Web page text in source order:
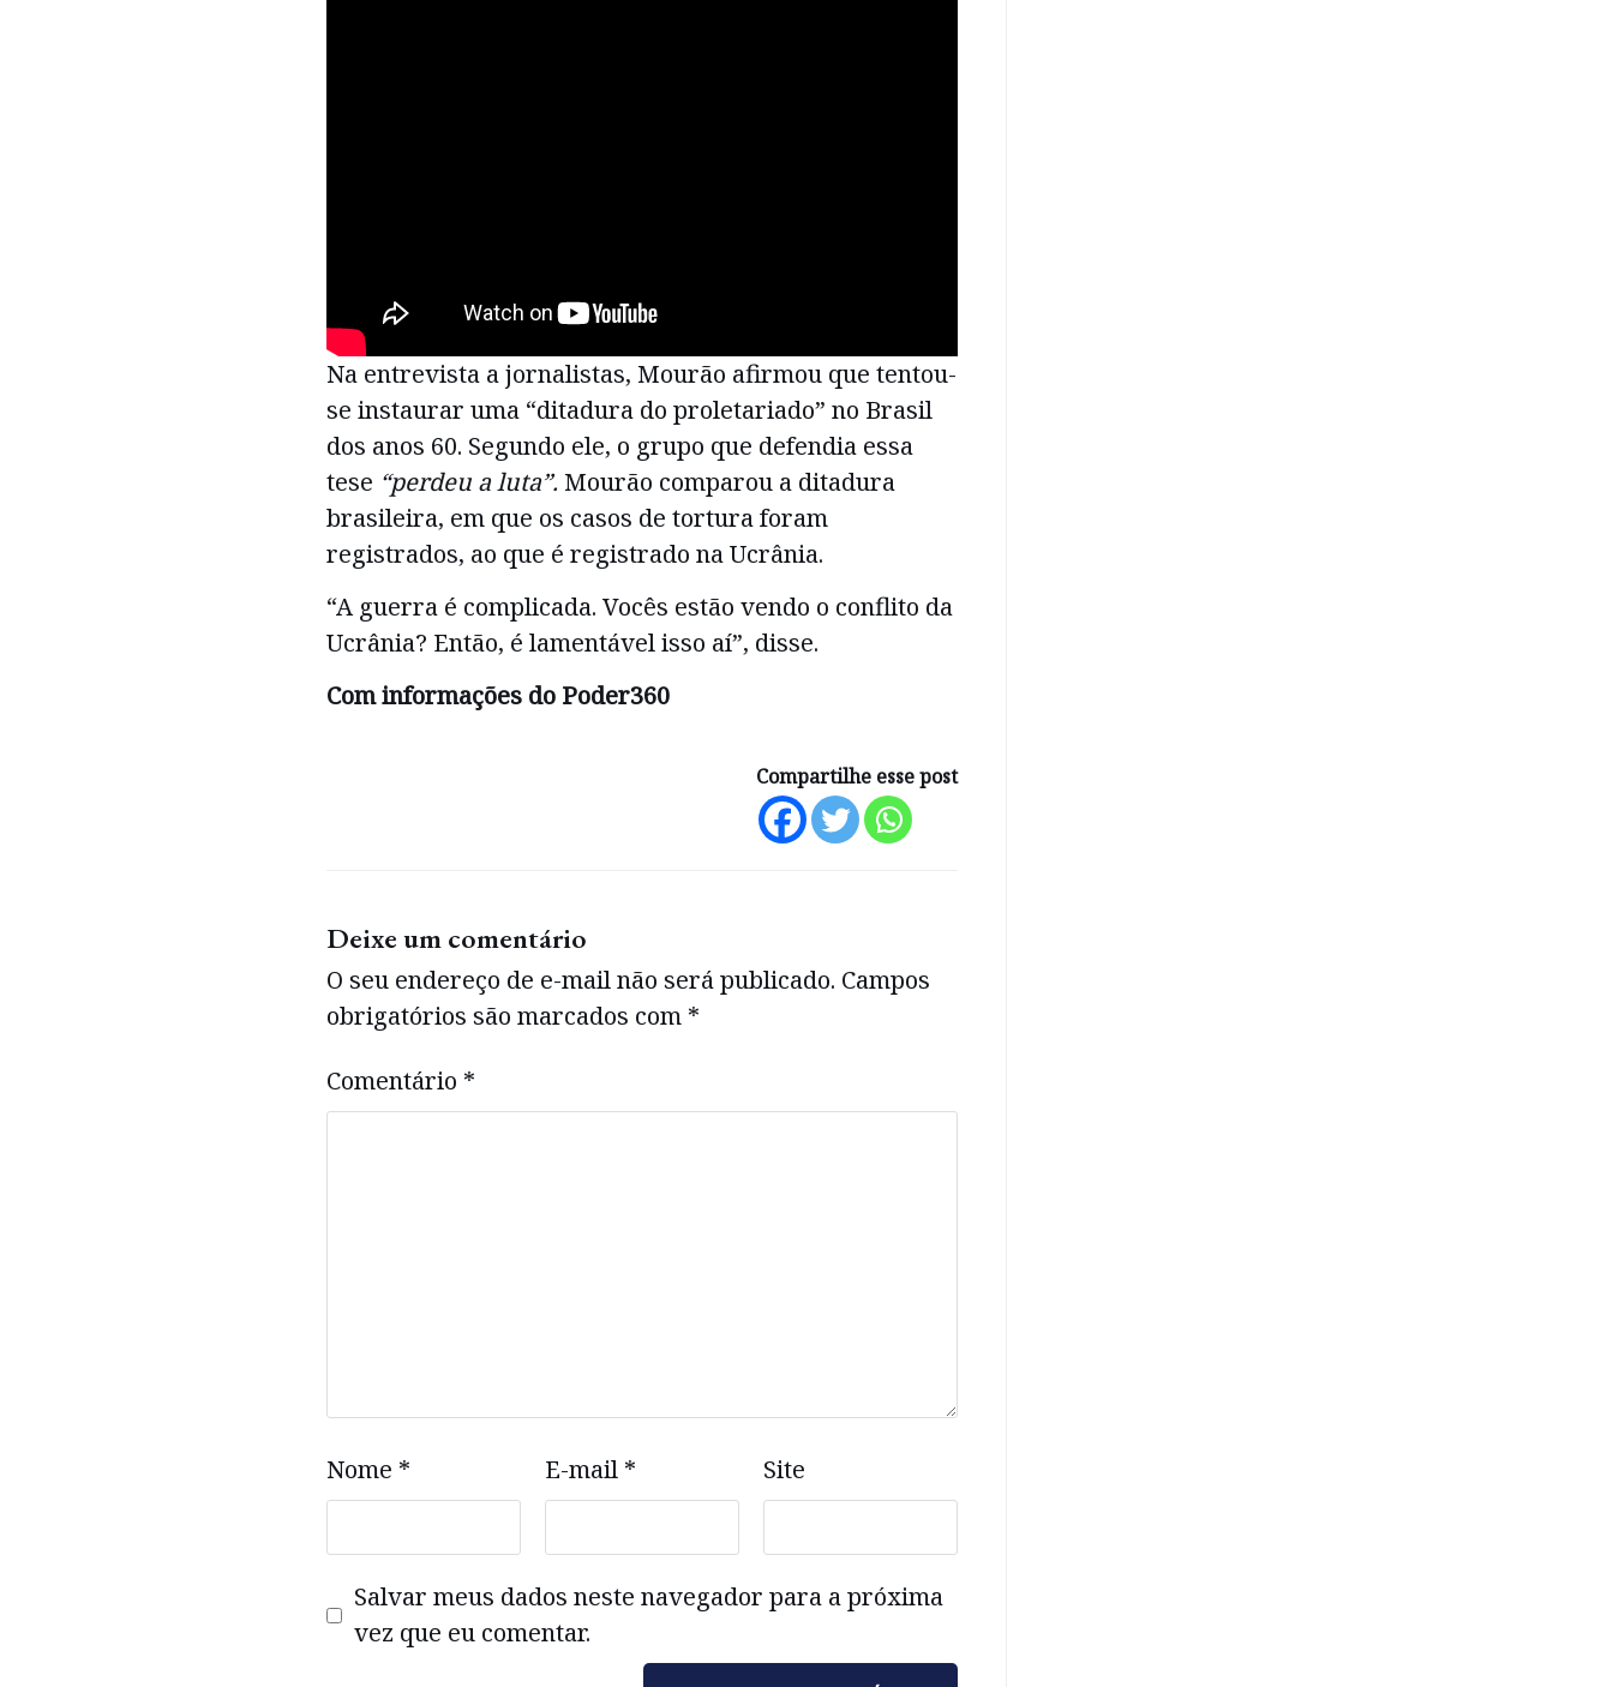
Na entrevista a jornalistas, Mourão afirmou que tentou-
se instaurar uma “ditadura do proletariado” no Brasil
dos anos 60. Segundo ele, o grupo que defendia essa
tese “perdeu a luta”. Mourão comparou a ditadura
brasileira, em que os casos de tortura foram
registrados, ao que é registrado na Ucrânia.
“A guerra é complicada. Vocês estão vendo o conflito da
Ucrânia? Então, é lamentável isso aí”, disse.
Com informações do Poder360
Compartilhe esse post
Deixe um comentário
O seu endereço de e-mail não será publicado. Campos
obrigatórios são marcados com *
Comentário *
Nome * E-mail * Site
Salvar meus dados neste navegador para a próxima
vez que eu comentar.